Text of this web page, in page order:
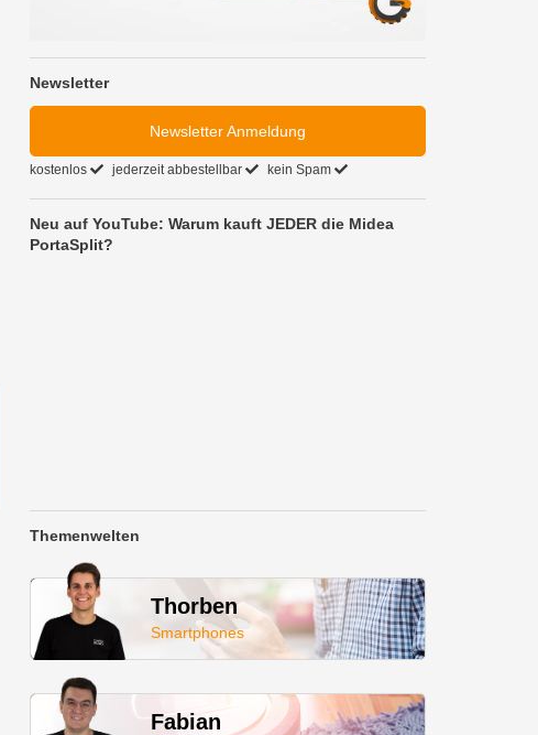
Newsletter
Newsletter Anmeldung
kostenlos jederzeit abbestellbar kein Spam
Neu auf YouTube: Warum kauft JEDER die Midea
PortaSplit?
Themenwelten
Thorben
Smartphones
Fabian